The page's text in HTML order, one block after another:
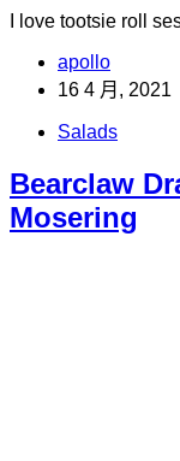
I love tootsie roll
apollo
16 4 月, 2021
Salads
Bearclaw
Mosering